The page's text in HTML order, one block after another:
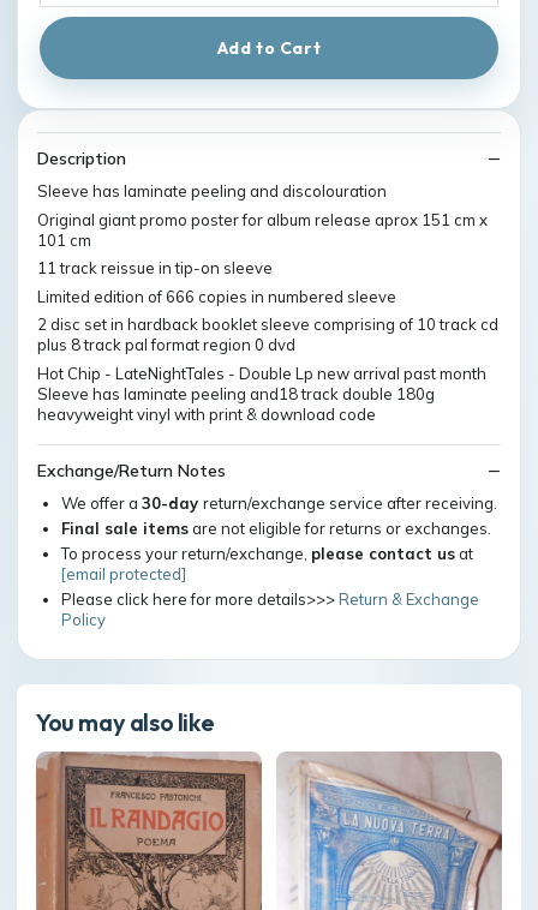
Add to Cart
Description
Sleeve has laminate peeling and discolouration
Original giant promo poster for album release aprox 151 cm x
101 cm
11 track reissue in tip-on sleeve
Limited edition of 666 copies in numbered sleeve
2 disc set in hardback booklet sleeve comprising of 10 track cd
plus 8 track pal format region 0 dvd
Hot Chip - LateNightTales - Double Lp new arrival past month
Sleeve has laminate peeling and18 track double 180g
heavyweight vinyl with print & download code
Exchange/Return Notes
We offer a 30-day return/exchange service after receiving.
Final sale itemsare not eligible for returns or exchanges.
To process your return/exchange, please contact usat
[email protected]
Please click here for more details>>>Return & Exchange
Policy
You may also like